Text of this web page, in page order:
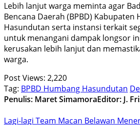
Lebih lanjut warga meminta agar
Bencana Daerah (BPBD) Kabupaten
Hasundutan serta instansi terkait
untuk menangani dampak longsor
kerusakan lebih lanjut dan
warga.
Post Views: 2,220
Tag: BPBD Humbang Hasundutan
Penulis: Maret SimamoraEditor: J.
Lagi-lagi Team Macan Belawan